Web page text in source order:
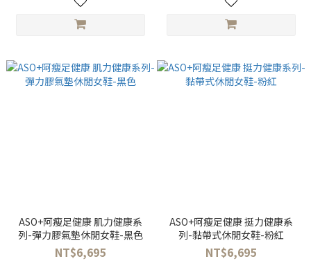
ASO+阿瘦足健康 肌力健康系
列-彈力膠氣墊休閒女鞋-黑色
NT$6,695
ASO+阿瘦足健康 挺力健康系
列-黏帶式休閒女鞋-粉紅
NT$6,695